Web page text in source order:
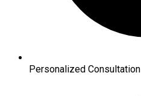
Personalized Consultation